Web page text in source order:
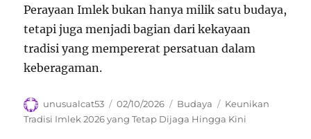
Perayaan Imlek bukan hanya milik satu budaya,
tetapi juga menjadi bagian dari kekayaan
tradisi yang mempererat persatuan dalam
keberagaman.
Author
unusualcat53
Posted
on
02/10/2026 Categories
Budaya Tags
Keunikan
Tradisi Imlek 2026 yang Tetap Dijaga Hingga Kini